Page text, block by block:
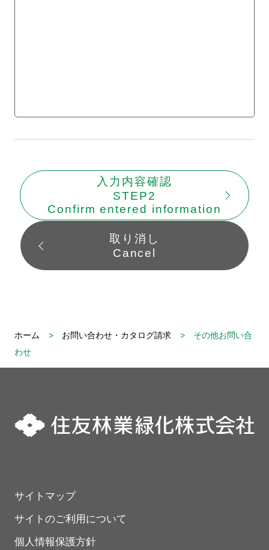
取り消し
Cancel
入力内容確認
STEP2
Confirm entered information
ホーム お問い合わせ・カタログ請求
その他お問い合
わせ
サイトマップ
サイトのご利用について
個人情報保護方針